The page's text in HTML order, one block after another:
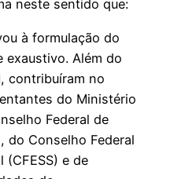
neste sentido que:
à formulação do
Além do
contribuíram no
do Ministério
Federal de
do Conselho Federal
(CFESS) e de